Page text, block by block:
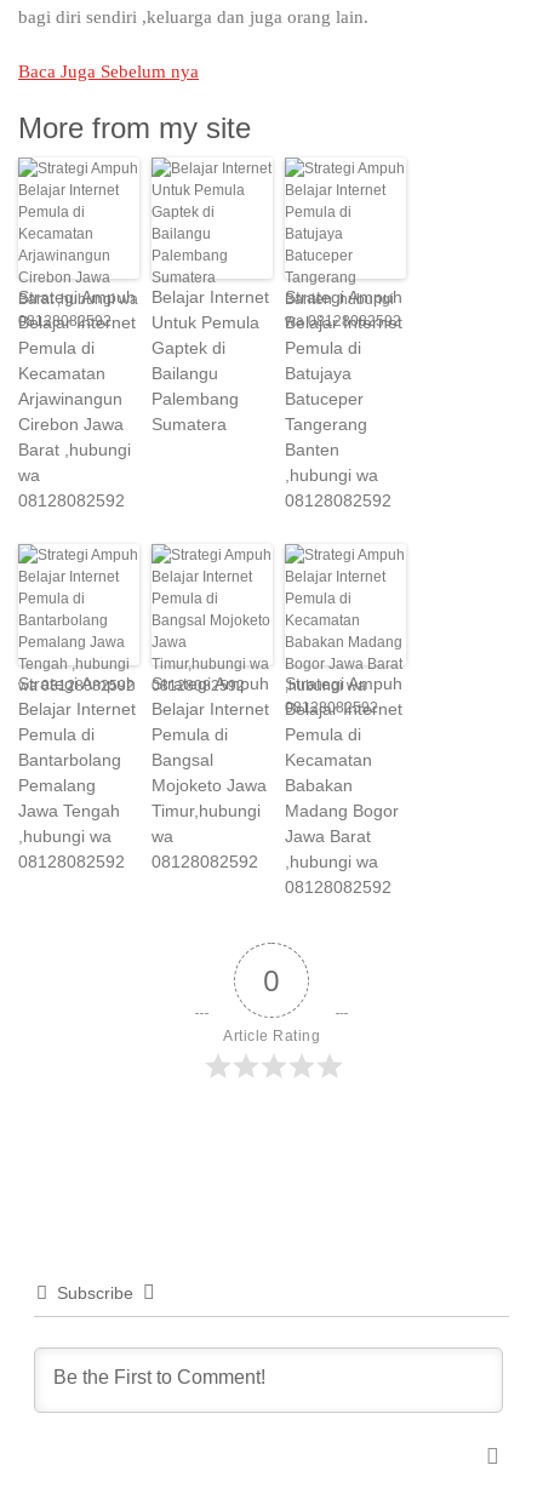
bagi diri sendiri ,keluarga dan juga orang lain.
Baca Juga Sebelum nya
More from my site
Strategi Ampuh
Belajar Internet
Pemula di
Kecamatan
Arjawinangun
Cirebon Jawa
Barat ,hubungi
wa
08128082592
Belajar Internet
Untuk Pemula
Gaptek di
Bailangu
Palembang
Sumatera
Strategi Ampuh
Belajar Internet
Pemula di
Batujaya
Batuceper
Tangerang
Banten
,hubungi wa
08128082592
Strategi Ampuh
Belajar Internet
Pemula di
Bantarbolang
Pemalang
Jawa Tengah
,hubungi wa
08128082592
Strategi Ampuh
Belajar Internet
Pemula di
Bangsal
Mojoketo Jawa
Timur,hubungi
wa
08128082592
Strategi Ampuh
Belajar Internet
Pemula di
Kecamatan
Babakan
Madang Bogor
Jawa Barat
,hubungi wa
08128082592
0
Article Rating
Subscribe